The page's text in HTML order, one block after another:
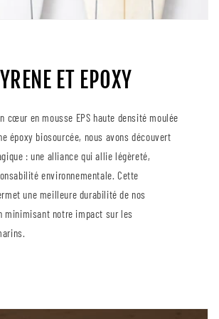
ET EPOXY
cœur en mousse EPS haute densité moulée
époxy biosourcée, nous avons découvert
: une alliance qui allie légèreté,
environnementale. Cette
une meilleure durabilité de nos
minimisant notre impact sur les